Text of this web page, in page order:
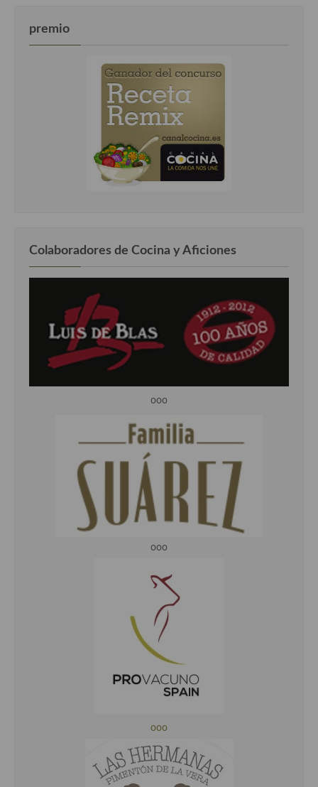
premio
Colaboradores de Cocina y Aficiones
ooo
ooo
ooo